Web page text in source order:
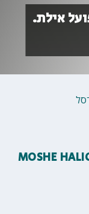
אילת.
MOSHE